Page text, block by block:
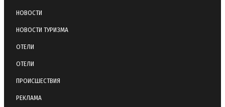
НОВОСТИ
НОВОСТИ ТУРИЗМА
ОТЕЛИ
ОТЕЛИ
ПРОИСШЕСТВИЯ
РЕКЛАМА